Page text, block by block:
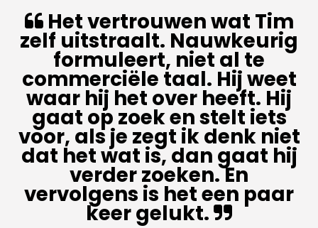
Het vertrouwen wat Tim
zelf uitstraalt. Nauwkeurig
formuleert, niet al te
commerciële taal. Hij weet
waar hij het over heeft. Hij
gaat op zoek en stelt iets
voor, als je zegt ik denk niet
dat het wat is, dan gaat hij
verder zoeken. En
vervolgens is het een paar
keer gelukt.